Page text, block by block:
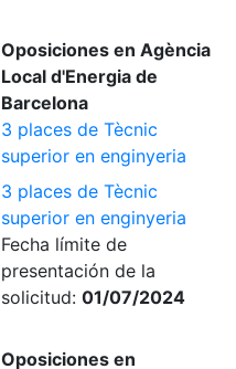
Oposiciones en Agència
Local d'Energia de
Barcelona
3 places de Tècnic
superior en enginyeria
3 places de Tècnic
superior en enginyeria
Fecha límite de
presentación de la
solicitud: 01/07/2024
Oposiciones en